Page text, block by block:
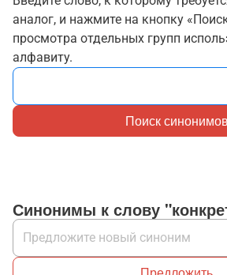
аналог, и нажмите на кнопку
просмотра отдельных групп
алфавиту.
Поиск синонимов
Синонимы к слову